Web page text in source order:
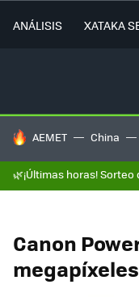
ANÁLISIS XATAKA
HOY SE HABLA DE
AEMET China
🌿¡Últimas horas!
Canon
megapíxeles